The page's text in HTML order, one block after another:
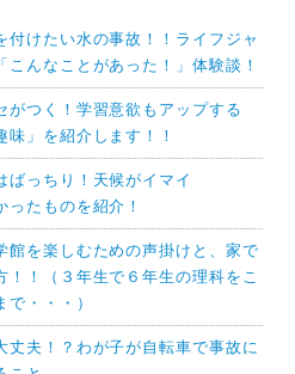
けたい水の事故！！ライフジャ
んなことがあった！」体験談！
がつく！学習意欲もアップする
味」を紹介します！！
ばっちり！天候がイマイ
たものを紹介！
館を楽しむための声掛けと、家で
！（３年生で６年生の理科をこ
・・・）
丈夫！？わが子が自転車で事故に